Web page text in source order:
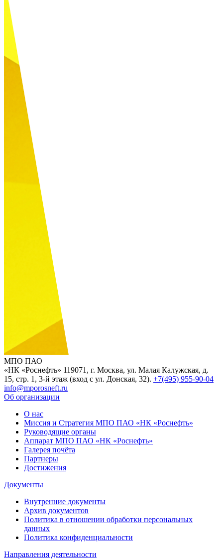
МПО ПАО
«НК «Роснефть» 119071, г. Москва, ул. Малая Калужская, д.
15, стр. 1, 3-й этаж (вход с ул. Донская, 32). +7(495) 955-90-04
info@mporosneft.ru
Об организации
О нас
Миссия и Стратегия МПО ПАО «НК «Роснефть»
Руководящие органы
Аппарат МПО ПАО «НК «Роснефть»
Галерея почёта
Партнеры
Достижения
Документы
Внутренние документы
Архив документов
Политика в отношении обработки персональных
данных
Политика конфиденциальности
Направления деятельности